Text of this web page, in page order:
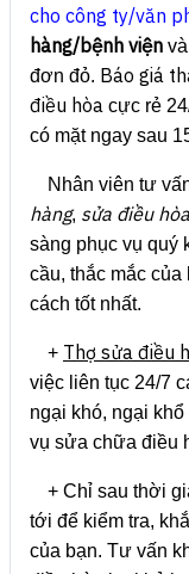
cho công ty/văn
hàng/bệnh viện
đơn đỏ. Báo giá
điều hòa cực rẻ
có mặt ngay sau
Nhân viên tư
hàng, sửa điều
sàng phục vụ quý
cầu, thắc mắc
cách tốt nhất.
+ Thợ sửa điều
việc liên tục 24/7
ngại khó, ngại
vụ sửa chữa điều
+ Chỉ sau thời
tới để kiểm tra,
của bạn. Tư vấn